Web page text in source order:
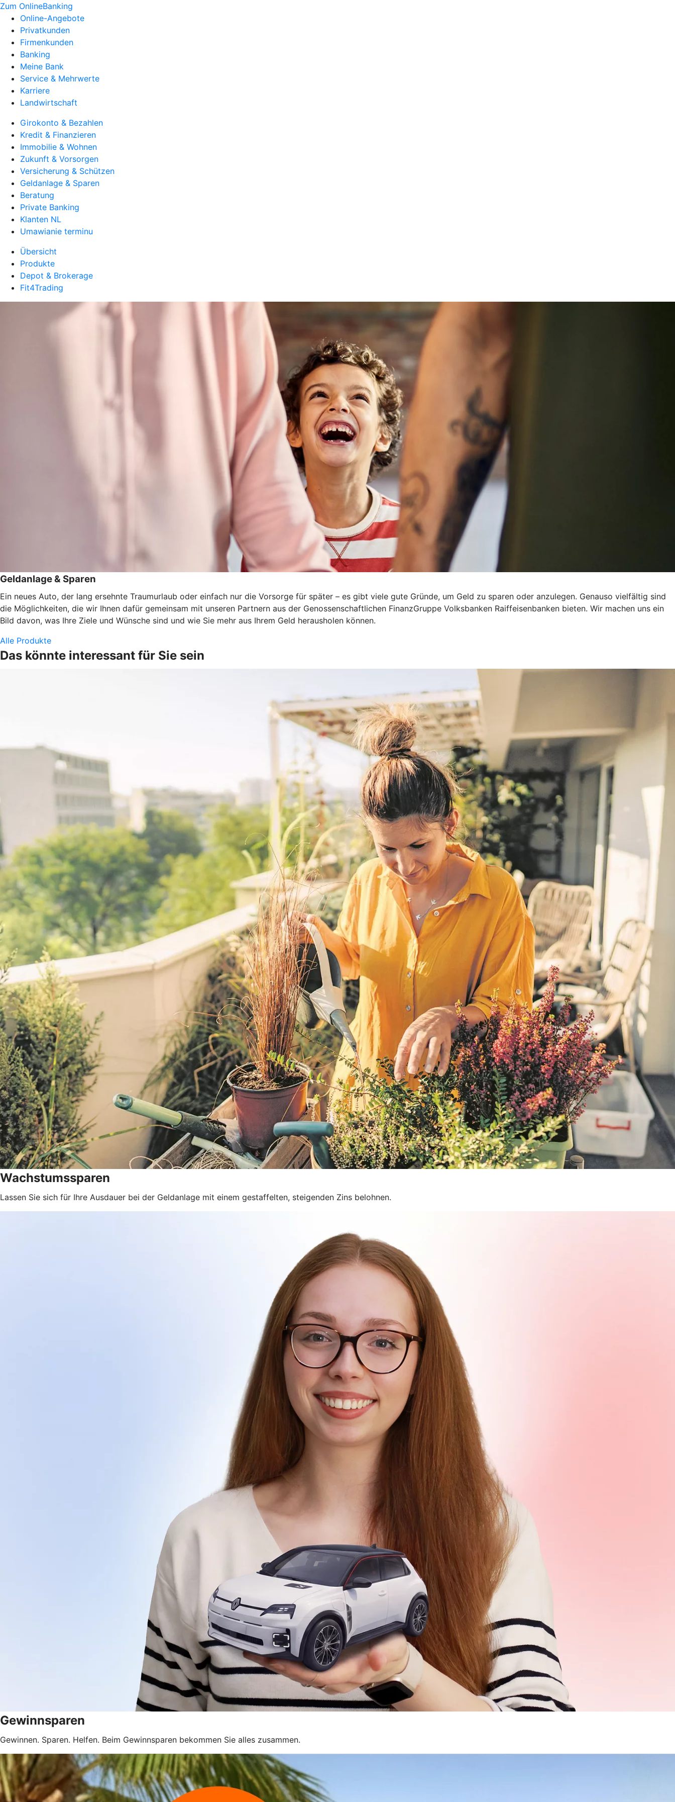
Zum OnlineBanking
Online-Angebote
Privatkunden
Firmenkunden
Banking
Meine Bank
Service & Mehrwerte
Karriere
Landwirtschaft
Girokonto & Bezahlen
Kredit & Finanzieren
Immobilie & Wohnen
Zukunft & Vorsorgen
Versicherung & Schützen
Geldanlage & Sparen
Beratung
Private Banking
Klanten NL
Umawianie terminu
Übersicht
Produkte
Depot & Brokerage
Fit4Trading
Geldanlage & Sparen
Ein neues Auto, der lang ersehnte Traumurlaub oder einfach nur die Vorsorge für später – es gibt viele gute Gründe, um Geld zu sparen oder anzulegen. Genauso vielfältig sind
die Möglichkeiten, die wir Ihnen dafür gemeinsam mit unseren Partnern aus der Genossenschaftlichen FinanzGruppe Volksbanken Raiffeisenbanken bieten. Wir machen uns ein
Bild davon, was Ihre Ziele und Wünsche sind und wie Sie mehr aus Ihrem Geld herausholen können.
Alle Produkte
Das könnte interessant für Sie sein
Wachstumssparen
Lassen Sie sich für Ihre Ausdauer bei der Geldanlage mit einem gestaffelten, steigenden Zins belohnen.
Gewinnsparen
Gewinnen. Sparen. Helfen. Beim Gewinnsparen bekommen Sie alles zusammen.